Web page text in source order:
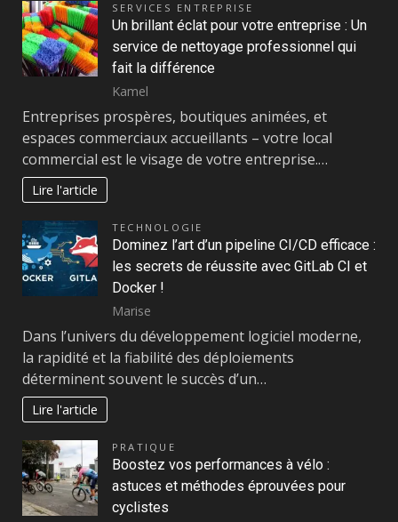
SERVICES ENTREPRISE
Un brillant éclat pour votre entreprise : Un
service de nettoyage professionnel qui
fait la différence
Kamel
Entreprises prospères, boutiques animées, et
espaces commerciaux accueillants – votre local
commercial est le visage de votre entreprise.…
Lire l'article
TECHNOLOGIE
Dominez l’art d’un pipeline CI/CD efficace :
les secrets de réussite avec GitLab CI et
Docker !
Marise
Dans l’univers du développement logiciel moderne,
la rapidité et la fiabilité des déploiements
déterminent souvent le succès d’un…
Lire l'article
PRATIQUE
Boostez vos performances à vélo :
astuces et méthodes éprouvées pour
cyclistes